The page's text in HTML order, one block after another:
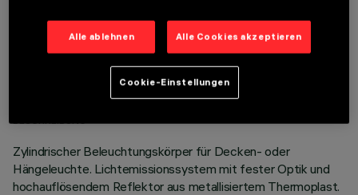
TECHNISCHE DATEN
LETZTES UPDATE: 05.08.2026
BESCHREIBUNG
Zylindrischer Beleuchtungskörper für Decken- oder
Hängeleuchte. Lichtemissionssystem mit fester Optik und
hochauflösendem Reflektor aus metallisiertem Thermoplast.
Alle ablehnen Alle Cookies akzeptieren
Cookie-Einstellungen